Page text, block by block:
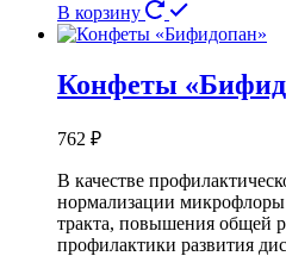
В корзину
Конфеты
762 ₽
В качестве
нормализации
тракта, повышения общей
профилактики развития